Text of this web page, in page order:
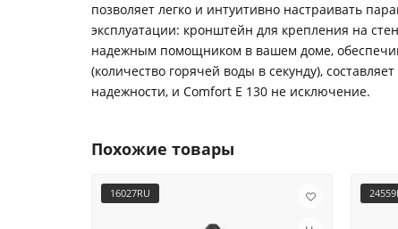
позволяет легко и интуитивно настраивать
эксплуатации: кронштейн для крепления на
надежным помощником в вашем доме,
(количество горячей воды в секунду),
надежности, и Comfort E 130 не исключение.
Похожие товары
16027RU